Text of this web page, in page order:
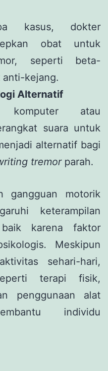
kasus, dokter
obat untuk
seperti beta-
kejang.
Alternatif
atau
suara untuk
alternatif bagi
tremorparah.
gangguan motorik
keterampilan
karena faktor
Meskipun
sehari-hari,
terapi fisik,
penggunaan alat
individu